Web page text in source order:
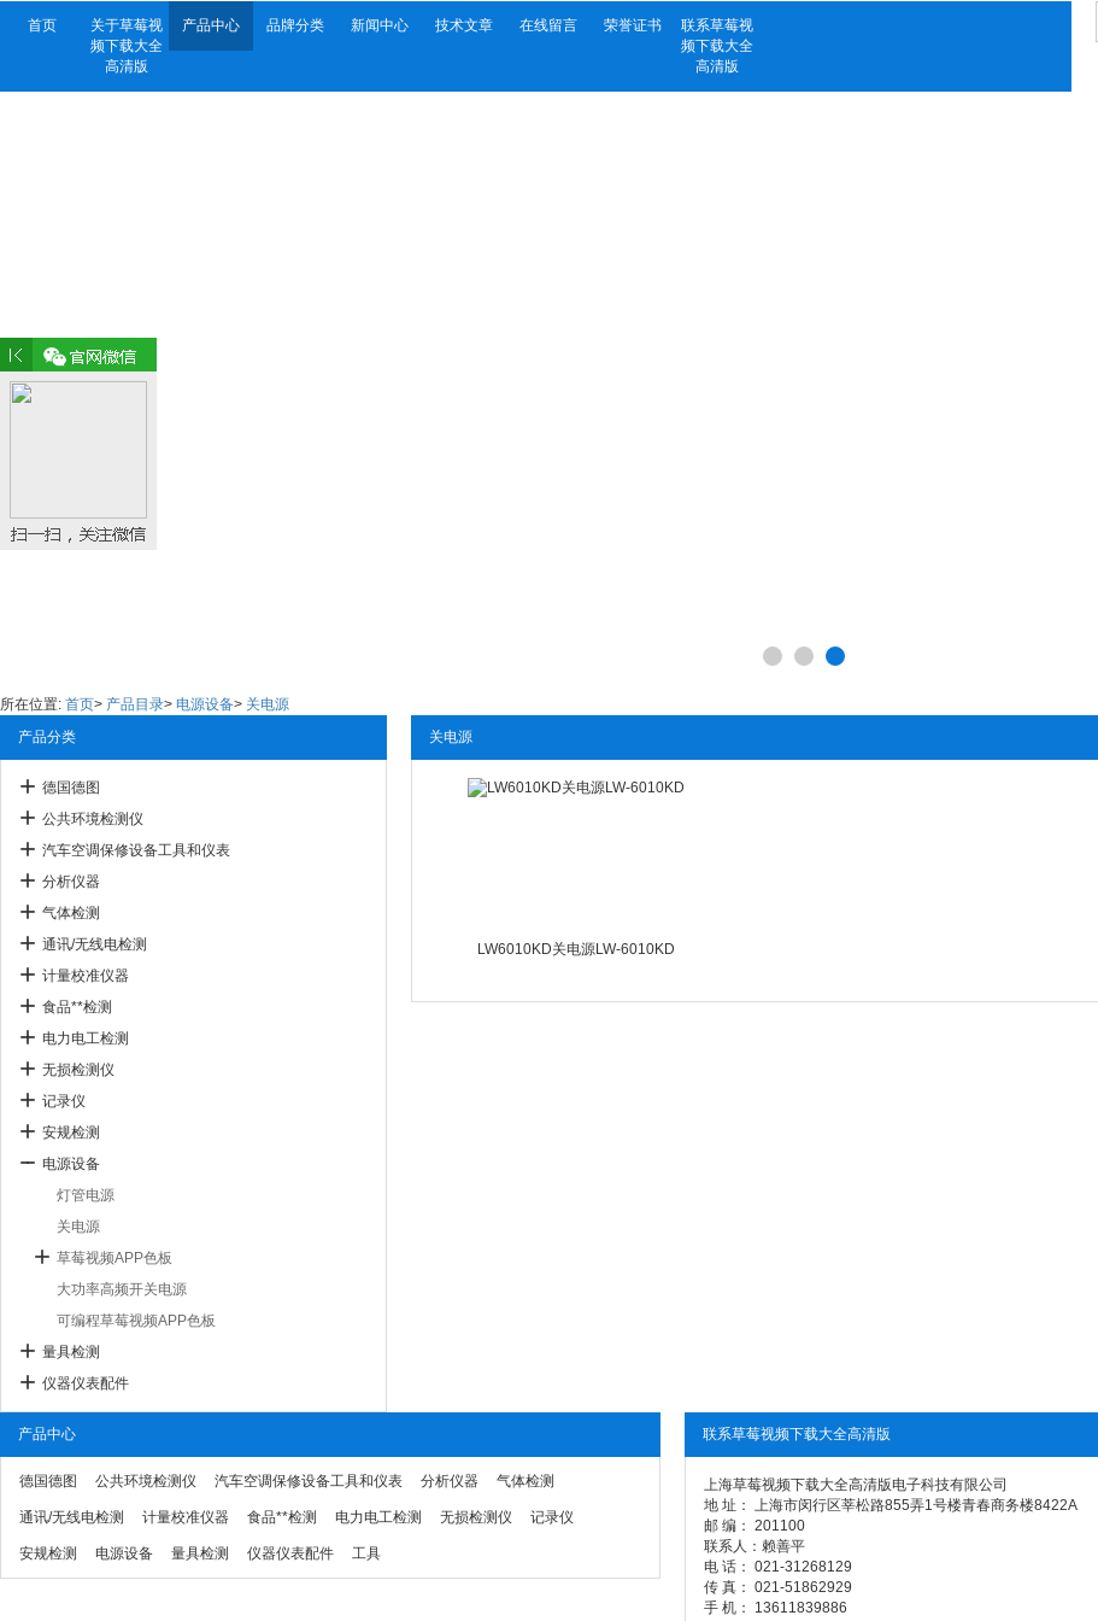
首页
关于草莓视
频下载大全
高清版
产品中心 品牌分类 新闻中心 技术文章 在线留言 荣誉证书
联系草莓视
频下载大全
高清版
所在位置: 首页> 产品目录> 电源设备> 关电源
产品分类
德国德图
公共环境检测仪
汽车空调保修设备工具和仪表
分析仪器
气体检测
通讯/无线电检测
计量校准仪器
食品**检测
电力电工检测
无损检测仪
记录仪
安规检测
电源设备
灯管电源
关电源
草莓视频APP色板
大功率高频开关电源
可编程草莓视频APP色板
量具检测
仪器仪表配件
关电源
LW6010KD关电源LW-6010KD
产品中心
德国德图 公共环境检测仪 汽车空调保修设备工具和仪表 分析仪器 气体检测
通讯/无线电检测 计量校准仪器 食品**检测 电力电工检测 无损检测仪 记录仪
安规检测 电源设备 量具检测 仪器仪表配件 工具
联系草莓视频下载大全高清版
上海草莓视频下载大全高清版电子科技有限公司
地 址： 上海市闵行区莘松路855弄1号楼青春商务楼8422A
邮 编： 201100
联系人：赖善平
电 话： 021-31268129
传 真： 021-51862929
手 机： 13611839886